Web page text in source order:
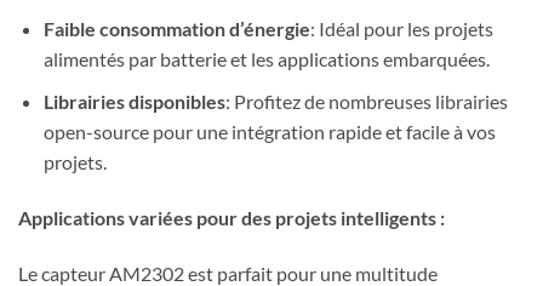
Faible consommation d’énergie: Idéal pour les projets
alimentés par batterie et les applications embarquées.
Librairies disponibles: Profitez de nombreuses librairies
open-source pour une intégration rapide et facile à vos
projets.
Applications variées pour des projets intelligents :
Le capteur AM2302 est parfait pour une multitude